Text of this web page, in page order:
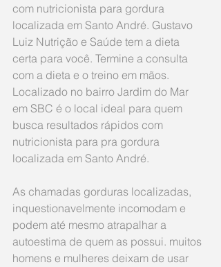
com nutricionista para gordura
localizada em Santo André. Gustavo
Luiz Nutrição e Saúde tem a dieta
certa para você. Termine a consulta
com a dieta e o treino em mãos.
Localizado no bairro Jardim do Mar
em SBC é o local ideal para quem
busca resultados rápidos com
nutricionista para pra gordura
localizada em Santo André.
As chamadas gorduras localizadas,
inquestionavelmente incomodam e
podem até mesmo atrapalhar a
autoestima de quem as possui. muitos
homens e mulheres deixam de usar